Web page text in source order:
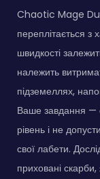
Chaotic Mage
переплітається з
швидкості
належить
підземеллях,
Ваше завдання —
рівень і не
свої лабети.
приховані